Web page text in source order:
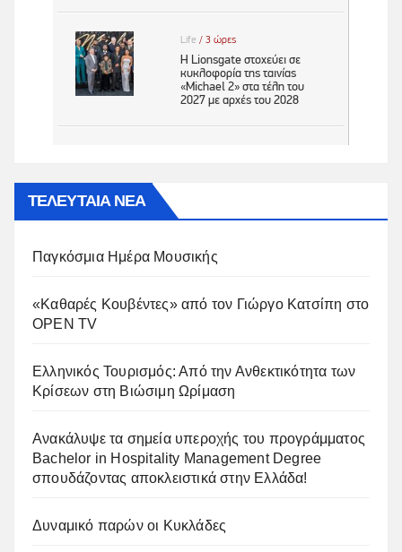
ΤΕΛΕΥΤΑΙΑ ΝΕΑ
Παγκόσμια Ημέρα Μουσικής
«Καθαρές Κουβέντες» από τον Γιώργο Κατσίπη στο
OPEN TV
Ελληνικός Τουρισμός: Από την Ανθεκτικότητα των
Κρίσεων στη Βιώσιμη Ωρίμαση
Ανακάλυψε τα σημεία υπεροχής του προγράμματος
Bachelor in Hospitality Management Degree
σπουδάζοντας αποκλειστικά στην Ελλάδα!
Δυναμικό παρών οι Κυκλάδες